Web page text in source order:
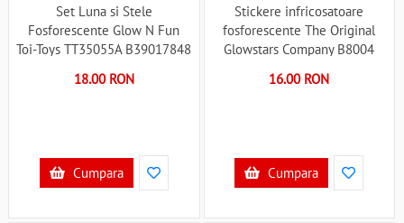
Set Luna si Stele
Fosforescente Glow N Fun
Toi-Toys TT35055A B39017848
18.00 RON
Cumpara
Stickere infricosatoare
fosforescente The Original
Glowstars Company B8004
16.00 RON
Cumpara